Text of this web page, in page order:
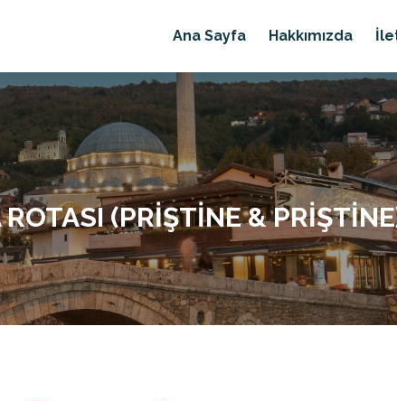
Ana Sayfa Hakkımızda
(PRIŞTINE &